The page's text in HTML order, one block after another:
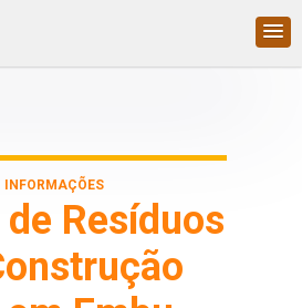
INFORMAÇÕES
Resíduos